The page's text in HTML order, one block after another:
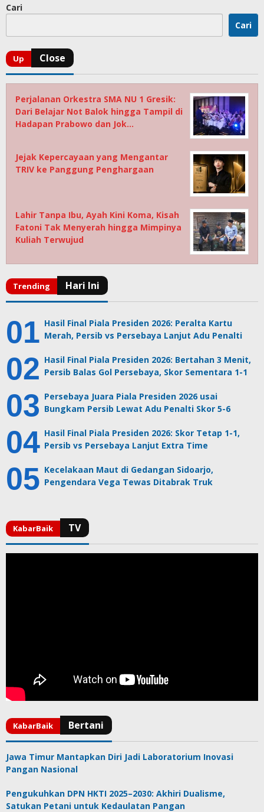
Cari
Cari
Perjalanan Orkestra SMA NU 1 Gresik:
Dari Belajar Not Balok hingga Tampil di
Hadapan Prabowo dan Jok…
Jejak Kepercayaan yang Mengantar
TRIV ke Panggung Penghargaan
Lahir Tanpa Ibu, Ayah Kini Koma, Kisah
Fatoni Tak Menyerah hingga Mimpinya
Kuliah Terwujud
Hasil Final Piala Presiden 2026: Peralta Kartu
Merah, Persib vs Persebaya Lanjut Adu Penalti
Hasil Final Piala Presiden 2026: Bertahan 3 Menit,
Persib Balas Gol Persebaya, Skor Sementara 1-1
Persebaya Juara Piala Presiden 2026 usai
Bungkam Persib Lewat Adu Penalti Skor 5-6
Hasil Final Piala Presiden 2026: Skor Tetap 1-1,
Persib vs Persebaya Lanjut Extra Time
Kecelakaan Maut di Gedangan Sidoarjo,
Pengendara Vega Tewas Ditabrak Truk
Jawa Timur Mantapkan Diri Jadi Laboratorium Inovasi
Pangan Nasional
Pengukuhkan DPN HKTI 2025–2030: Akhiri Dualisme,
Satukan Petani untuk Kedaulatan Pangan